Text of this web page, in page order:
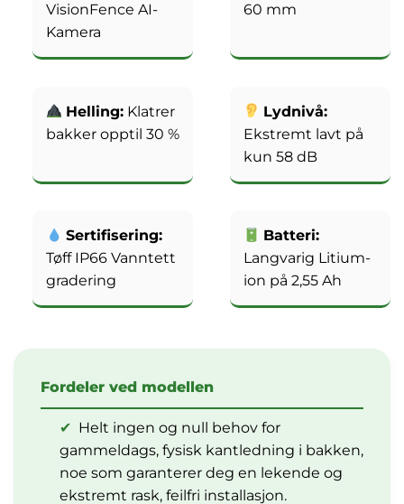
VisionFence AI-
Kamera
60 mm
Helling: Klatrer
bakker opptil 30 %
Lydnivå:
Ekstremt lavt på
kun 58 dB
Sertifisering:
Tøff IP66 Vanntett
gradering
Batteri:
Langvarig Litium-
ion på 2,55 Ah
Fordeler ved modellen
✔ Helt ingen og null behov for
gammeldags, fysisk kantledning i bakken,
noe som garanterer deg en lekende og
ekstremt rask, feilfri installasjon.